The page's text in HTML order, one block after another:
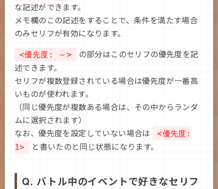
な記述ができます。
メモ欄のこの記述をすることで、条件を満たす場合
のみセリフが有効になります。
<優先度: ～>
の部分はこのセリフの優先度を記
述できます。
セリフが複数登録されている場合は優先度が一番高
いものが使われます。
（同じ優先度が複数ある場合は、その中からランダ
ムに選択されます）
なお、優先度を設定していない場合は
<優先度:
1>
と書いたのと同じ状態になります。
Q. バトル中のイベントで好きなセリフ